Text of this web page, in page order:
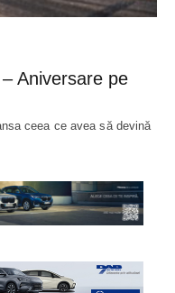
Aniversare pe
ceea ce avea să devină